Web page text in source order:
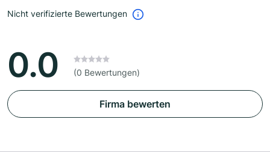
Nicht verifizierte Bewertungen
0.0 (0 Bewertungen)
Firma bewerten